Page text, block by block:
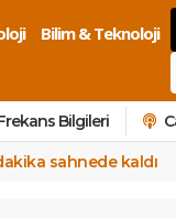
Bilim & Teknoloji
Bilgileri
sahnede kaldı